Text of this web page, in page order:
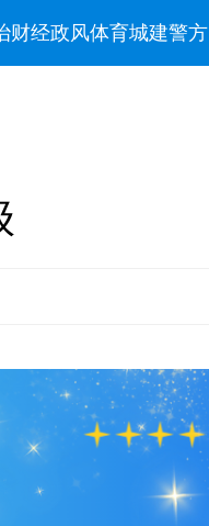
财经政风体育城建警方